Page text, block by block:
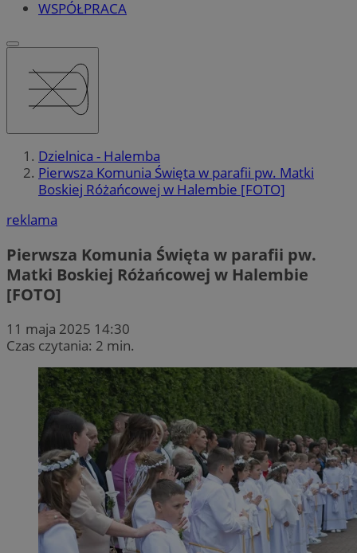
WSPÓŁPRACA
Dzielnica - Halemba
Pierwsza Komunia Święta w parafii pw. Matki
Boskiej Różańcowej w Halembie [FOTO]
reklama
Pierwsza Komunia Święta w parafii pw.
Matki Boskiej Różańcowej w Halembie
[FOTO]
11 maja 2025 14:30
Czas czytania: 2 min.